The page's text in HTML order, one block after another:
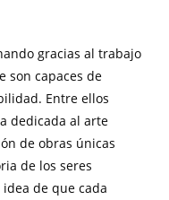
gracias al trabajo
son capaces de
Entre ellos
dedicada al arte
de obras únicas
de los seres
de que cada